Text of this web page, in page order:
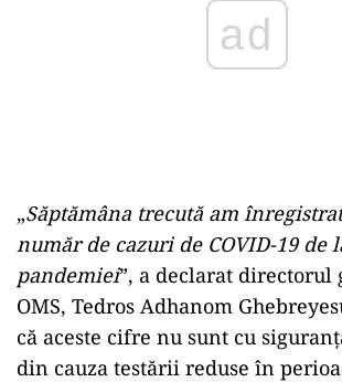
„Săptămâna trecută am
număr de cazuri de COVID-19 de
pandemiei”, a declarat directorul
OMS, Tedros Adhanom
că aceste cifre nu sunt cu
din cauza testării reduse în